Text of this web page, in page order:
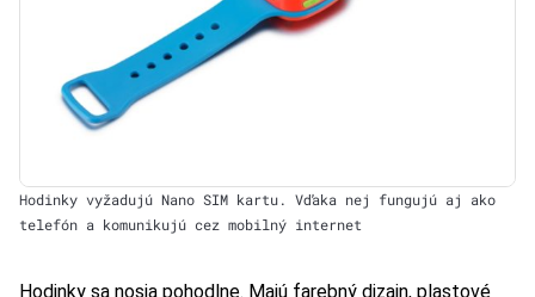
Hodinky vyžadujú Nano SIM kartu. Vďaka nej fungujú aj ako
telefón a komunikujú cez mobilný internet
Hodinky sa nosia pohodlne. Majú farebný dizajn, plastové